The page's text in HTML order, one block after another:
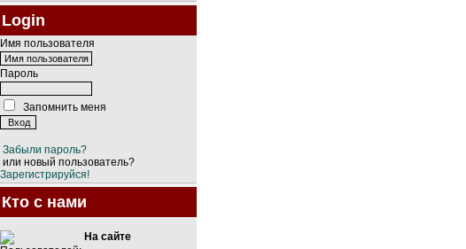
Login
Имя пользователя
Пароль
Запомнить меня
Забыли пароль?
или новый пользователь?
Зарегистрируйся!
Кто с нами
На сайте